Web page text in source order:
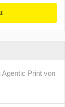
Print von